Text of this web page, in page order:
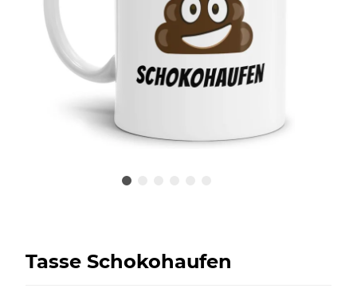
Tasse Schokohaufen